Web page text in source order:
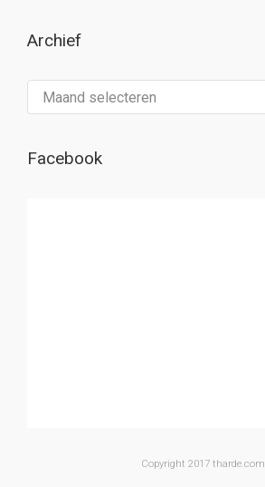
Archief
Facebook
Copyright 2017 tharde.com